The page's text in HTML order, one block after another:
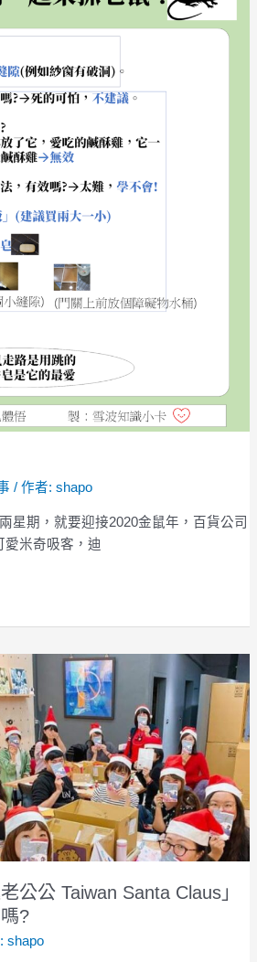
/ 作者: shapo
星期，就要迎接2020金鼠年，百貨公司
米奇吸客，迪
公公 Taiwan Santa Claus」
?
shapo